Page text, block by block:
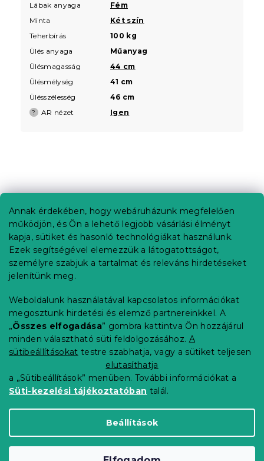
Annak érdekében, hogy webáruházunk megfelelően
működjön, és Ön a lehető legjobb vásárlási élményt
kapja, sütiket és hasonló technológiákat használunk.
Ezek segítségével elemezzük a látogatottságot,
személyre szabjuk a tartalmat és releváns hirdetéseket
jelenítünk meg.
Weboldalunk használatával kapcsolatos információkat
megosztunk hirdetési és elemző partnereinkkel. A
„Összes elfogadása” gombra kattintva Ön hozzájárul
minden választható süti feldolgozásához. A
sütibeállításokat testre szabhatja, vagy a sütiket teljesen
elutasíthatja
a „Sütibeállítások” menüben. További információkat a
Süti-kezelési tájékoztatóban talál.
Beállítások
Lábak anyaga
Fém
Minta
Két szín
Teherbírás
100 kg
Ülés anyaga
Műanyag
Ülésmagasság
44 cm
Ülésmélység
41 cm
Ülésszélesség
46 cm
? AR nézet Igen
á
Információ az Ön számára
Rendelés követése
Szállítási lehetőségek
Fizetési lehetőségek
Reklamáció és áruvisszaküldés
Elérhetőség
Általános szerződési feltételek
Adatvédelmi nyilatkozat
Blog
Partnereinknek
Copyright 2026Elerheto otthon. Minden jog